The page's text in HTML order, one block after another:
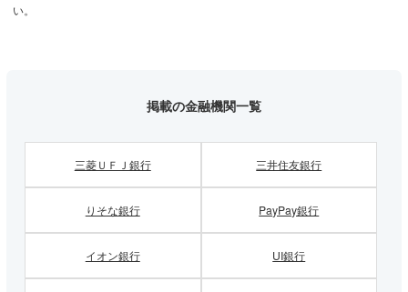
モゲチェックでは低金利政策が長期化する可能性が高いとの
しかし、もしも少しでも金利が変わるリスクを抑えたい・固
定金利を使いたいという方には、固定金利の中でも金利水準
の低い10年固定金利が良いでしょう。住宅ローンは当初の
10年間で利息総額の半分近くを支払うので、返済の初期ほ
ど低金利を使うことが重要だからです。
最新の金利は住宅ローンおすすめランキングでチェック！
い。
掲載の金融機関一覧
三菱ＵＦＪ銀行 三井住友銀行
りそな銀行 PayPay銀行
イオン銀行 UI銀行